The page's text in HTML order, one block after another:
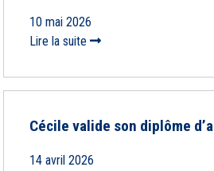
10 mai 2026
Lire la suite
Cécile valide son diplôme
14 avril 2026